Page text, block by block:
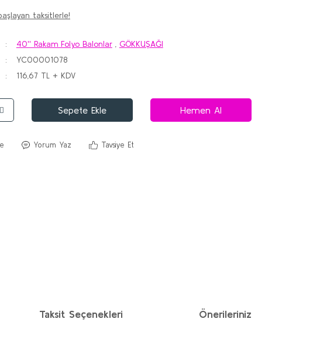
taksitlerle!
40'' Rakam Folyo Balonlar
GÖKKUŞAĞI
YC00001078
116,67 TL + KDV
Sepete Ekle Hemen Al
Yorum Yaz Tavsiye Et
Taksit Seçenekleri Önerileriniz